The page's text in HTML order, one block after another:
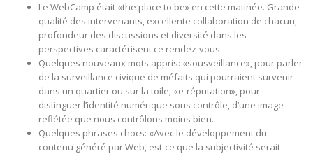
Le WebCamp était «the place to be» en cette matinée. Grande
qualité des intervenants, excellente collaboration de chacun,
profondeur des discussions et diversité dans les
perspectives caractérisent ce rendez-vous.
Quelques nouveaux mots appris: «sousveillance», pour parler
de la surveillance civique de méfaits qui pourraient survenir
dans un quartier ou sur la toile; «e-réputation», pour
distinguer l’identité numérique sous contrôle, d’une image
reflétée que nous contrôlons moins bien.
Quelques phrases chocs: «Avec le développement du
contenu généré par Web, est-ce que la subjectivité serait